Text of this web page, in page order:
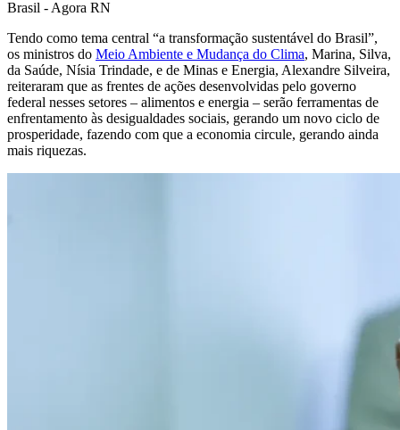
Tendo como tema central “a transformação sustentável do Brasil”,
os ministros do Meio Ambiente e Mudança do Clima, Marina, Silva,
da Saúde, Nísia Trindade, e de Minas e Energia, Alexandre Silveira,
reiteraram que as frentes de ações desenvolvidas pelo governo
federal nesses setores – alimentos e energia – serão ferramentas de
enfrentamento às desigualdades sociais, gerando um novo ciclo de
prosperidade, fazendo com que a economia circule, gerando ainda
mais riquezas.